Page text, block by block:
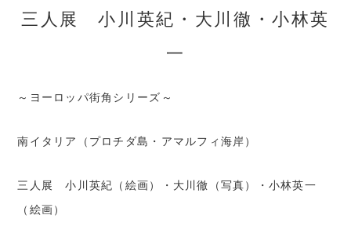
〒384-2309
⻑野県北佐久郡⽴科町芦⽥⼋ケ野410-1
三人展 小川英紀・大川徹・小林英
一
～ヨーロッパ街角シリーズ～
南イタリア（プロチダ島・アマルフィ海岸）
三人展 小川英紀（絵画）・大川徹（写真）・小林英一
（絵画）